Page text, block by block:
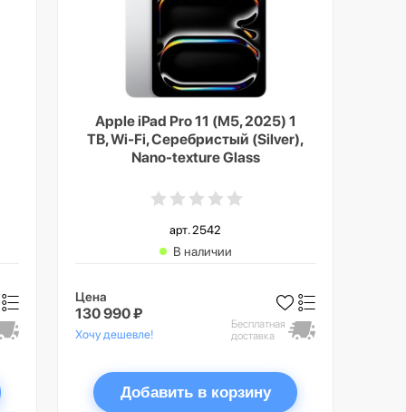
Apple iPad Pro 11 (M5, 2025) 1
TB, Wi-Fi, Серебристый (Silver),
Nano-texture Glass
арт. 2542
В наличии
Цена
130 990 ₽
Хочу дешевле!
Бесплатная
доставка
Добавить в корзину